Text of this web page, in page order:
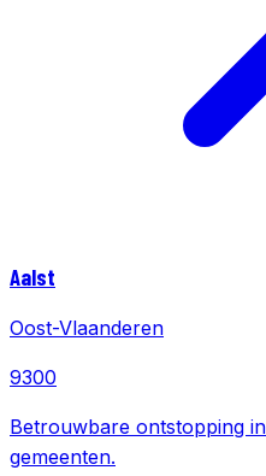
Aalst
Oost-Vlaanderen
9300
Betrouwbare ontstopping
gemeenten.